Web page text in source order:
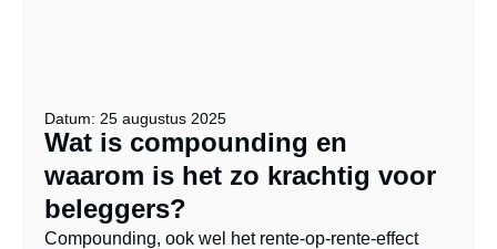
Datum: 25 augustus 2025
Wat is compounding en
waarom is het zo krachtig voor
beleggers?
Compounding, ook wel het rente-op-rente-effect